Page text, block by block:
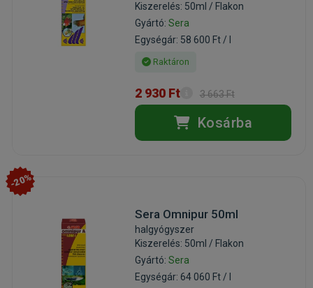
Kiszerelés: 50ml / Flakon
Gyártó: Sera
Egységár: 58 600 Ft / l
Raktáron
2 930 Ft 3 663 Ft
Kosárba
-20%
Sera Omnipur 50ml
halgyógyszer
Kiszerelés: 50ml / Flakon
Gyártó: Sera
Egységár: 64 060 Ft / l